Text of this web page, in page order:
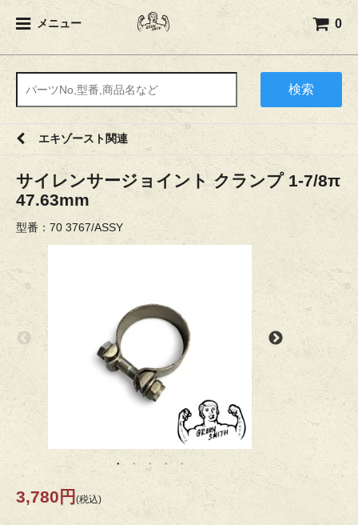
メニュー 0
検索
エキゾースト関連
サイレンサージョイント クランプ 1-7/8π
47.63mm
型番：70 3767/ASSY
3,780円 (税込)